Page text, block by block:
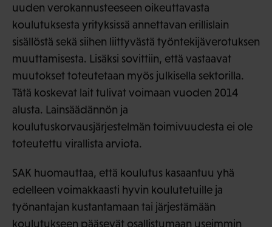
uuden verokannusteeseen oikeuttavasta
koulutuksesta yrityksissä annettavan erillislain
sisällöstä sekä siihen liittyvästä työntekijäverotuksen
muuttamisesta. Lisäksi sovittiin, että vastaavat
muutokset toteutetaan myös julkisella sektorilla.
Tätä koskevat lait tulivat voimaan vuoden 2014
alusta. Lainsäädännön ja
koulutuskorvausjärjestelmän toimivuudesta ei ole
toteutettu virallista arviota.
SAK huomauttaa, että koulutus kasaantuu yhä
edelleen voimakkaasti hyvin koulutetuille ja
työnantajan kustantamaan tai järjestämään
koulutukseen pääsevät osallistumaan useimmin